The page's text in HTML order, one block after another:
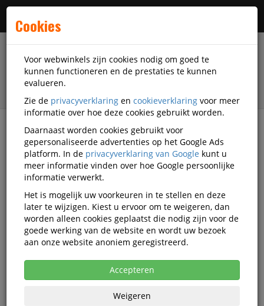
filter
Schrijfwaren
Pennen
Balpennen met drukknop
Balpen Bic M10 medium assorti
blister à 10+4 gratis
Korting vanaf aankoop 3 eenheden, zieprijsoverzicht
Cookies
Voor webwinkels zijn cookies nodig om goed te
kunnen functioneren en de prestaties te kunnen
evalueren.
Zie de privacyverklaring en cookieverklaring voor meer
informatie over hoe deze cookies gebruikt worden.
Daarnaast worden cookies gebruikt voor
gepersonaliseerde advertenties op het Google Ads
platform. In de privacyverklaring van Google kunt u
meer informatie vinden over hoe Google persoonlijke
informatie verwerkt.
Het is mogelijk uw voorkeuren in te stellen en deze
later te wijzigen. Kiest u ervoor om te weigeren, dan
worden alleen cookies geplaatst die nodig zijn voor de
goede werking van de website en wordt uw bezoek
aan onze website anoniem geregistreerd.
Accepteren
Weigeren